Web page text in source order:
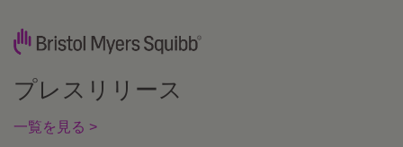
プレスリリース
一覧を見る >